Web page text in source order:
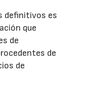
definitivos es
que
de
de
de